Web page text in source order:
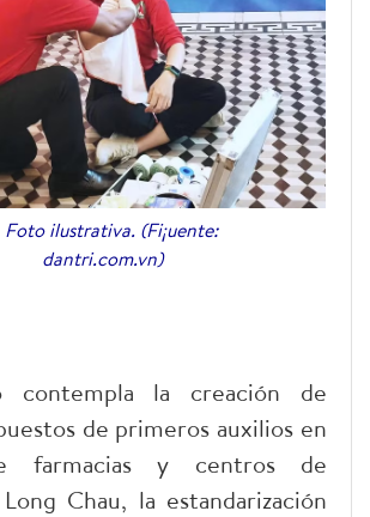
Foto ilustrativa. (Fi¡uente:
dantri.com.vn)
contempla la creación de
de primeros auxilios en
farmacias y centros de
Chau, la estandarización